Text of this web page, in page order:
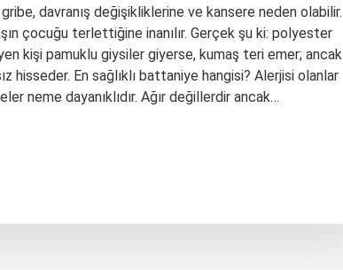
gribe, davranış değişikliklerine ve kansere neden olabilir.
çocuğu terlettiğine inanılır. Gerçek şu ki: polyester
kişi pamuklu giysiler giyerse, kumaş teri emer; ancak
hisseder. En sağlıklı battaniye hangisi? Alerjisi olanlar
neme dayanıklıdır. Ağır değillerdir ancak…